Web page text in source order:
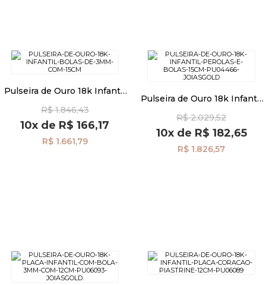
Pulseira de Ouro 18k Infantil
pu06090
R$ 1.846,43
10x de R$ 166,17
R$ 1.661,79
Pulseira de Ouro 18k Infantil
Pu04466
R$ 2.029,52
10xde R$ 182,65
R$ 1.826,57